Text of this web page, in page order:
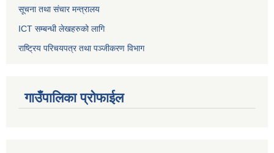
सूचना तथा संचार मन्त्रालय
ICT सम्बन्धी लेखहरुको लागि
राष्ट्रिय परिचयपत्र तथा पञ्‍जीकरण विभाग
गाउँपालिका प्रोफाईल